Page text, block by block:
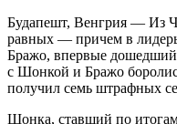
Будапешт, Венгрия — Из
равных — причем в
Бражо, впервые дошедший
с Шонкой и Бражо
получил семь штрафных
Шонка, ставший по итогам